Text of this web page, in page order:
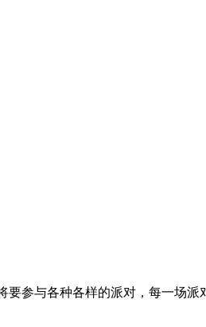
参与各种各样的派对，每一场